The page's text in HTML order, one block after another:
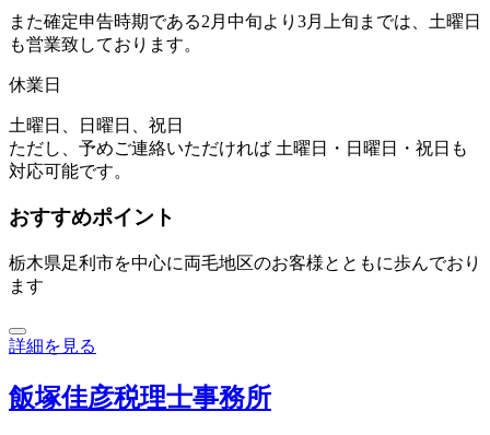
また確定申告時期である2月中旬より3月上旬までは、土曜日
も営業致しております。
休業日
土曜日、日曜日、祝日
ただし、予めご連絡いただければ 土曜日・日曜日・祝日も
対応可能です。
おすすめポイント
栃木県足利市を中心に両毛地区のお客様とともに歩んでおり
ます
詳細を見る
飯塚佳彦税理士事務所